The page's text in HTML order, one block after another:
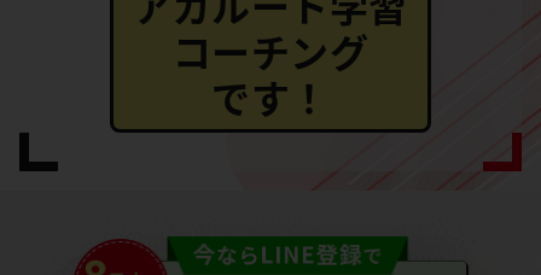
コーチング
です！